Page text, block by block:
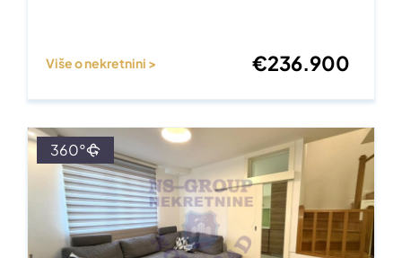
Više o nekretnini > €236.900
360°